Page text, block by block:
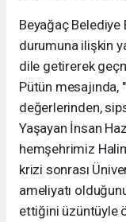
Beyağaç Belediye
durumuna ilişkin
dile getirerek
Pütün mesajında,
değerlerinden,
Yaşayan İnsan
hemşehrimiz
krizi sonrası
ameliyatı
ettiğini üzüntüyle